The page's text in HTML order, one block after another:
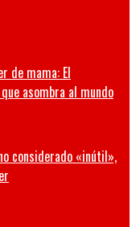
de mama: El
asombra al mundo
considerado «inútil»,